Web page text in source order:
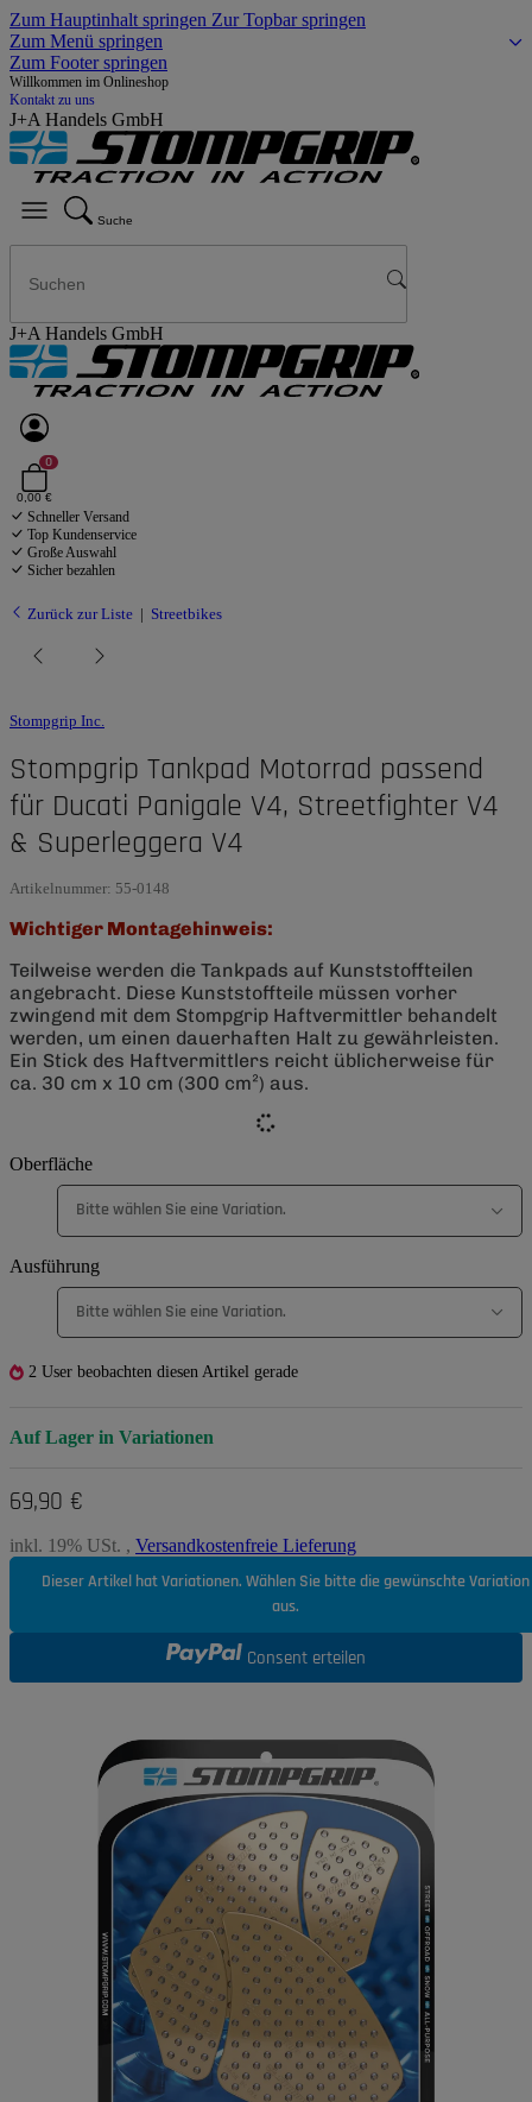
Zum Hauptinhalt springen Zur Topbar springen
Zum Menü springen
Zum Footer springen
Willkommen im Onlineshop
Kontakt zu uns
J+A Handels GmbH
Suche
J+A Handels GmbH
0
0,00 €
Schneller Versand
Top Kundenservice
Große Auswahl
Sicher bezahlen
Zurück zur Liste Streetbikes
Stompgrip Inc.
Stompgrip Tankpad Motorrad passend
für Ducati Panigale V4, Streetfighter V4
& Superleggera V4
Artikelnummer: 55-0148
Wichtiger Montagehinweis:
Teilweise werden die Tankpads auf Kunststoffteilen
angebracht. Diese Kunststoffteile müssen vorher
zwingend mit dem Stompgrip Haftvermittler behandelt
werden, um einen dauerhaften Halt zu gewährleisten.
Ein Stick des Haftvermittlers reicht üblicherweise für
ca. 30 cm x 10 cm (300 cm²) aus.
Oberfläche
Bitte wählen Sie eine Variation.
Ausführung
Bitte wählen Sie eine Variation.
2 User beobachten diesen Artikel gerade
Auf Lager in Variationen
69,90 €
inkl. 19% USt. , Versandkostenfreie Lieferung
Dieser Artikel hat Variationen. Wählen Sie bitte die gewünschte Variation
aus.
Consent erteilen